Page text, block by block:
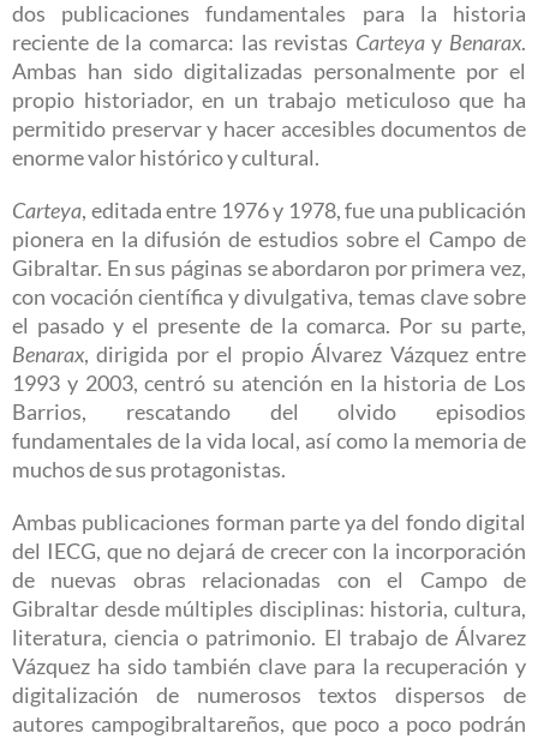
dos publicaciones fundamentales para la historia
reciente de la comarca: las revistas Carteyay Benarax.
Ambas han sido digitalizadas personalmente por el
propio historiador, en un trabajo meticuloso que ha
permitido preservar y hacer accesibles documentos de
enorme valor histórico y cultural.
Carteya, editada entre 1976 y 1978, fue una publicación
pionera en la difusión de estudios sobre el Campo de
Gibraltar. En sus páginas se abordaron por primera vez,
con vocación científica y divulgativa, temas clave sobre
el pasado y el presente de la comarca. Por su parte,
Benarax, dirigida por el propio Álvarez Vázquez entre
1993 y 2003, centró su atención en la historia de Los
Barrios, rescatando del olvido episodios
fundamentales de la vida local, así como la memoria de
muchos de sus protagonistas.
Ambas publicaciones forman parte ya del fondo digital
del IECG, que no dejará de crecer con la incorporación
de nuevas obras relacionadas con el Campo de
Gibraltar desde múltiples disciplinas: historia, cultura,
literatura, ciencia o patrimonio. El trabajo de Álvarez
Vázquez ha sido también clave para la recuperación y
digitalización de numerosos textos dispersos de
autores campogibraltareños, que poco a poco podrán